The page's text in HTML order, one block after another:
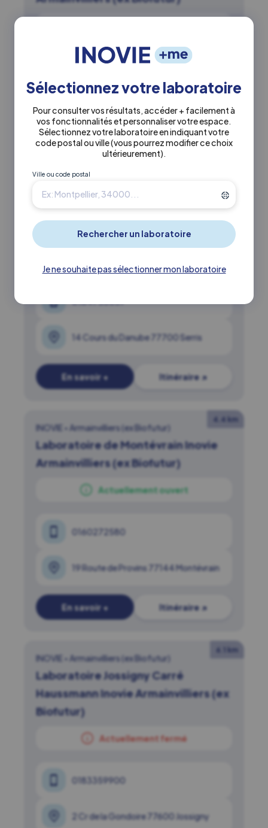
Sélectionnez votre laboratoire
Pour consulter vos résultats, accéder + facilement à
vos fonctionnalités et personnaliser votre espace.
Sélectionnez votre laboratoire en indiquant votre
code postal ou ville(vous pourrez modifier ce choix
ultérieurement).
Ville ou code postal
Je ne souhaite pas sélectionner mon laboratoire
0160049082
Hongre
En savoir + Itinéraire ↗
INOVIE•Armainvilliers (ex Biofutur)
Laboratoire de Serris Inovie
Armainvilliers (ex Biofutur)
14 Cours du Danube 77700 Serris
En savoir + Itinéraire ↗
4.4 km
INOVIE • Armainvilliers (ex Biofutur)
Laboratoire de Montévrain Inovie
Armainvilliers (ex Biofutur)
Actuellement ouvert
0160272580
19 Route de Provins 77144 Montévrain
En savoir + Itinéraire ↗
6.1 km
INOVIE • Armainvilliers (ex Biofutur)
Laboratoire Jossigny Carré
Haussmann Inovie Armainvilliers (ex
Biofutur)
Actuellement fermé
0183359900
2 Cr de la Gondoire 77600 Jossigny